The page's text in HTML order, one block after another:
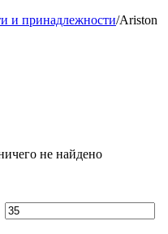
и принадлежности/Ariston
не найдено